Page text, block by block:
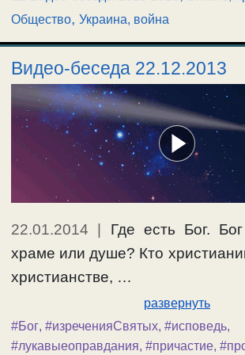
Общество, Украина, война
Видео-беседа 22.12.2013
22.01.2014 | Где есть Бог.
храме или душе? Кто
христианстве, …
развернуть
#Бог, #изреченияСвятых, #исповедь,
#лукавыеоправдания, #причастие,